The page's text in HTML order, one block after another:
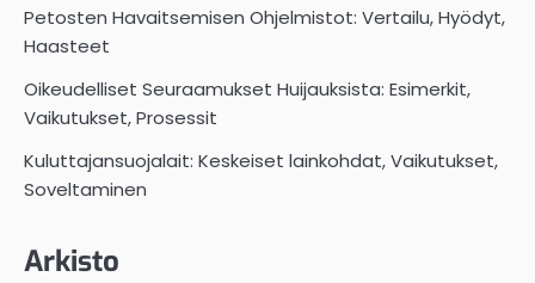
Petosten Havaitsemisen Ohjelmistot: Vertailu, Hyödyt,
Haasteet
Oikeudelliset Seuraamukset Huijauksista: Esimerkit,
Vaikutukset, Prosessit
Kuluttajansuojalait: Keskeiset lainkohdat, Vaikutukset,
Soveltaminen
Arkisto